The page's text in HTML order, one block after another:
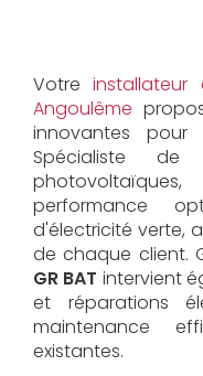
Votre installateur
Angoulême
innovantes pour
Spécialiste de
performance
d'électricité verte,
de chaque client.
GR BAT intervient
et réparations
maintenance
existantes.